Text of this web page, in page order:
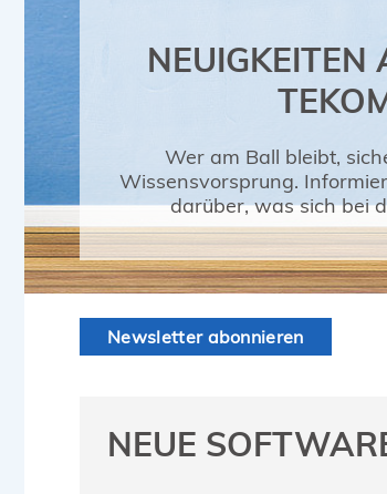
NEUIGKEITEN
Wer am Ball bleibt,
Wissensvorsprung.
darüber, was sich bei
Newsletter abonnieren
NEUE